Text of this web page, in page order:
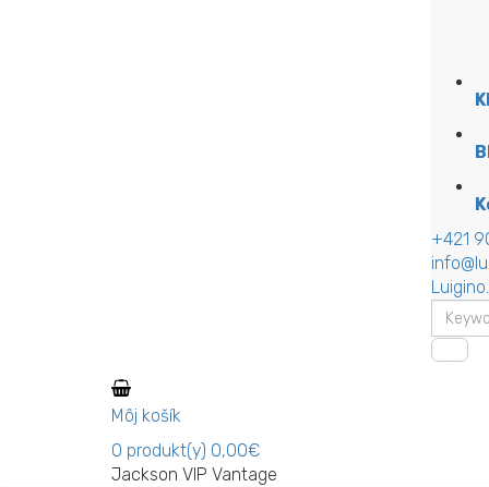
+421
Môj košík
0 produkt(y) 0,00€
Jackson VIP Vantage